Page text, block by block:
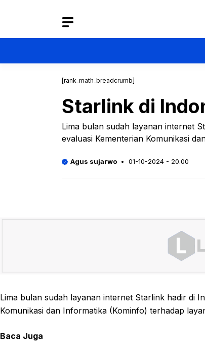
[rank_math_breadcrumb]
Starlink di
Lima bulan sudah layanan internet
evaluasi Kementerian Komunikasi
Agus sujarwo 01-10-2024 - 20.00
Lima bulan sudah layanan internet Starlink hadir di
Komunikasi dan Informatika (Kominfo) terhadap
Baca Juga